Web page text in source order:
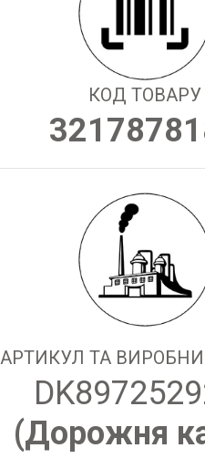
КОД ТОВАРУ
АРТИКУЛ ТА
(Дорожня